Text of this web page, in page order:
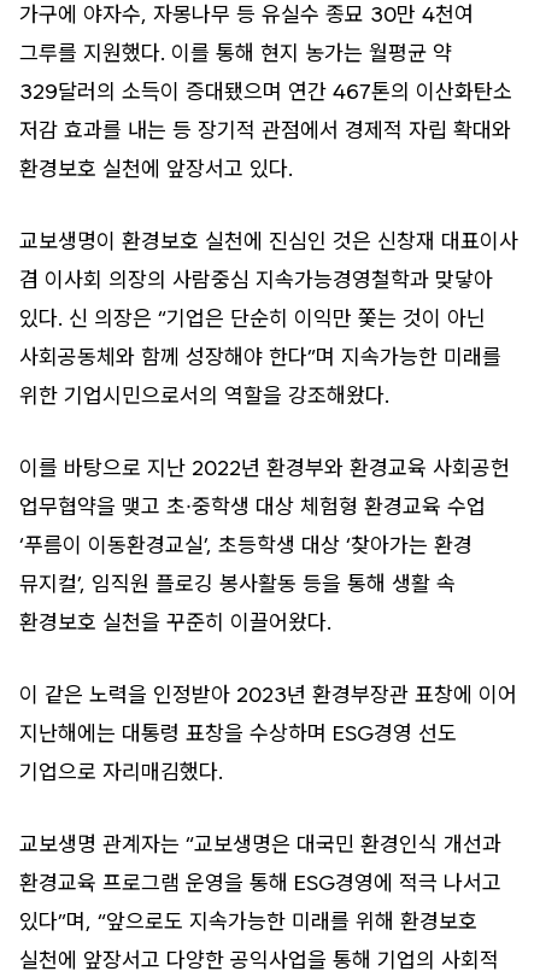
가구에 야자수, 자몽나무 등 유실수 종묘 30만 4천여
그루를 지원했다. 이를 통해 현지 농가는 월평균 약
329달러의 소득이 증대됐으며 연간 467톤의 이산화탄소
저감 효과를 내는 등 장기적 관점에서 경제적 자립 확대와
환경보호 실천에 앞장서고 있다.
교보생명이 환경보호 실천에 진심인 것은 신창재 대표이사
겸 이사회 의장의 사람중심 지속가능경영철학과 맞닿아
있다. 신 의장은 “기업은 단순히 이익만 쫓는 것이 아닌
사회공동체와 함께 성장해야 한다”며 지속가능한 미래를
위한 기업시민으로서의 역할을 강조해왔다.
이를 바탕으로 지난 2022년 환경부와 환경교육 사회공헌
업무협약을 맺고 초∙중학생 대상 체험형 환경교육 수업
‘푸름이 이동환경교실’, 초등학생 대상 ‘찾아가는 환경
뮤지컬’, 임직원 플로깅 봉사활동 등을 통해 생활 속
환경보호 실천을 꾸준히 이끌어왔다.
이 같은 노력을 인정받아 2023년 환경부장관 표창에 이어
지난해에는 대통령 표창을 수상하며 ESG경영 선도
기업으로 자리매김했다.
교보생명 관계자는 “교보생명은 대국민 환경인식 개선과
환경교육 프로그램 운영을 통해 ESG경영에 적극 나서고
있다”며, “앞으로도 지속가능한 미래를 위해 환경보호
실천에 앞장서고 다양한 공익사업을 통해 기업의 사회적